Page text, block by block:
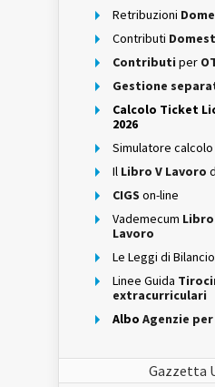
Retribuzioni
Contributi
Contributi per
Gestione
Calcolo Ticket
2026
Simulatore calcolo
Il Libro V Lavoro
CIGS on-line
Vademecum
Lavoro
Le Leggi di
Linee Guida
extracurriculari
Albo Agenzie
Gazzetta